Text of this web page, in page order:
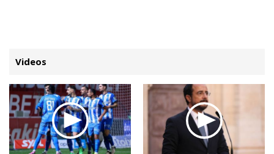
ΚΑΤΗΓΟΡΙΕΣ ΣΥΝΔΕΣΗ
Κύπρος
Παιδεία
Απόψεις
Αρθρογραφία
Videos